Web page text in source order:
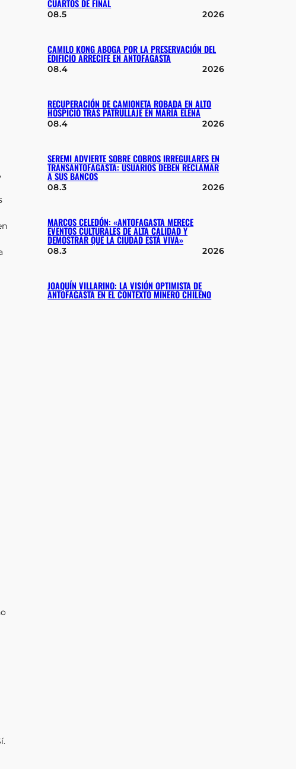
CUARTOS DE FINAL
08.5 2026
CAMILO KONG ABOGA POR LA PRESERVACIÓN DEL
EDIFICIO ARRECIFE EN ANTOFAGASTA
08.4 2026
RECUPERACIÓN DE CAMIONETA ROBADA EN ALTO
HOSPICIO TRAS PATRULLAJE EN MARÍA ELENA
08.4 2026
SEREMI ADVIERTE SOBRE COBROS IRREGULARES EN
TRANSANTOFAGASTA: USUARIOS DEBEN RECLAMAR
A SUS BANCOS
08.3 2026
MARCOS CELEDÓN: «ANTOFAGASTA MERECE
EVENTOS CULTURALES DE ALTA CALIDAD Y
DEMOSTRAR QUE LA CIUDAD ESTÁ VIVA»
08.3 2026
JOAQUÍN VILLARINO: LA VISIÓN OPTIMISTA DE
ANTOFAGASTA EN EL CONTEXTO MINERO CHILENO